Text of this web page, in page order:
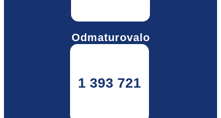
Odmaturovalo
1 393 721